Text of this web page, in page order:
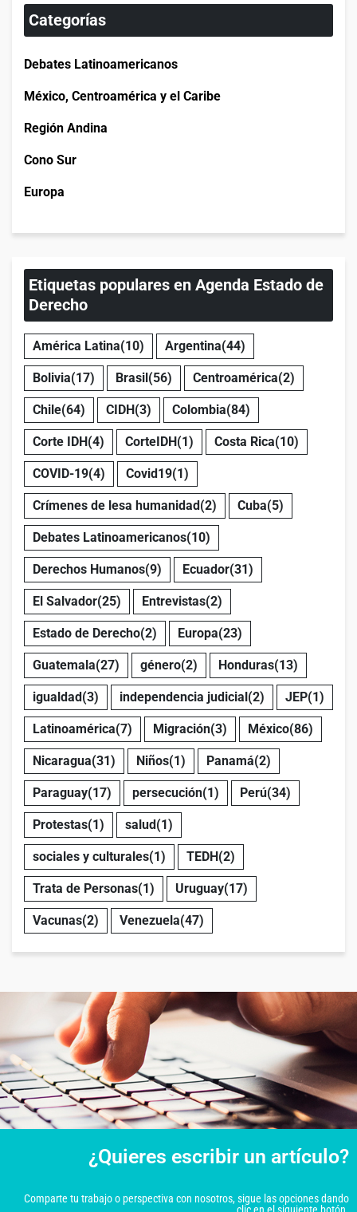
Categorías
Debates Latinoamericanos
México, Centroamérica y el Caribe
Región Andina
Cono Sur
Europa
Etiquetas populares en Agenda Estado de
Derecho
América Latina(10) Argentina(44)
Bolivia(17) Brasil(56) Centroamérica(2)
Chile(64) CIDH(3) Colombia(84)
Corte IDH(4) CorteIDH(1) Costa Rica(10)
COVID-19(4) Covid19(1)
Crímenes de lesa humanidad(2) Cuba(5)
Debates Latinoamericanos(10)
Derechos Humanos(9) Ecuador(31)
El Salvador(25) Entrevistas(2)
Estado de Derecho(2) Europa(23)
Guatemala(27) género(2) Honduras(13)
igualdad(3) independencia judicial(2) JEP(1)
Latinoamérica(7) Migración(3) México(86)
Nicaragua(31) Niños(1) Panamá(2)
Paraguay(17) persecución(1) Perú(34)
Protestas(1) salud(1)
sociales y culturales(1) TEDH(2)
Trata de Personas(1) Uruguay(17)
Vacunas(2) Venezuela(47)
¿Quieres escribir un artículo?
Comparte tu trabajo o perspectiva con nosotros, sigue las opciones dando
clic en el siguiente botón.